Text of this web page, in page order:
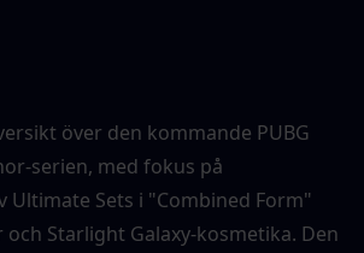
över den kommande PUBG
serien, med fokus på
Sets i "Combined Form"
Starlight Galaxy-kosmetika. Den